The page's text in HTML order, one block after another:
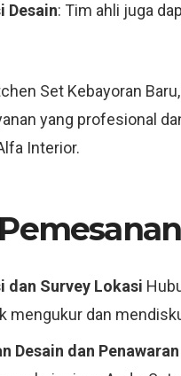
Desain: Tim ahli juga
Set Kebayoran
yang profesional
Interior.
dan Survey Lokasi
mengukur dan
Desain dan